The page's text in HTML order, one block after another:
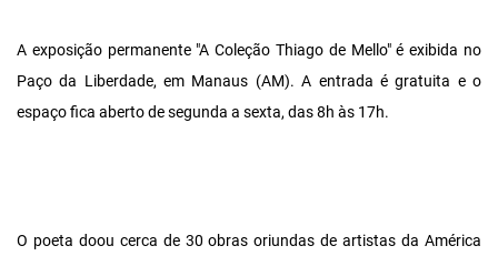
A exposição permanente "A Coleção Thiago de Mello" é exibida no
Paço da Liberdade, em Manaus (AM). A entrada é gratuita e o
espaço fica aberto de segunda a sexta, das 8h às 17h.
O poeta doou cerca de 30 obras oriundas de artistas da América